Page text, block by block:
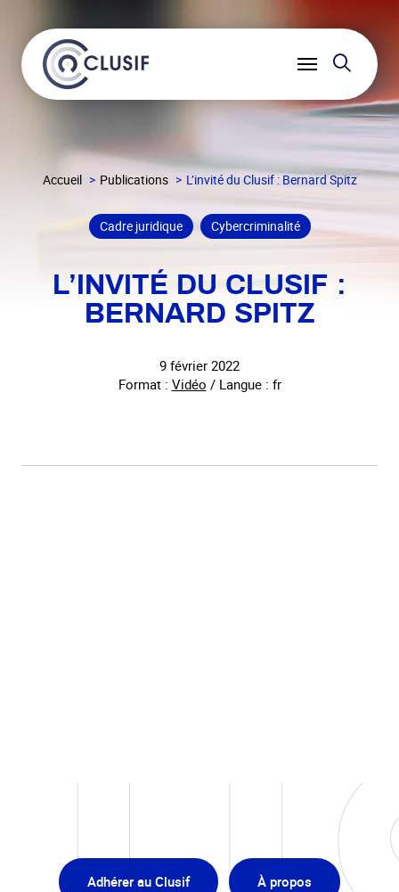
Ouvrir
Accueil Publications L’invité du Clusif : Bernard Spitz
Cadre juridique Cybercriminalité
L’INVITÉ DU CLUSIF :
BERNARD SPITZ
9 février 2022
Format : Vidéo / Langue : fr
Adhérer au Clusif À propos